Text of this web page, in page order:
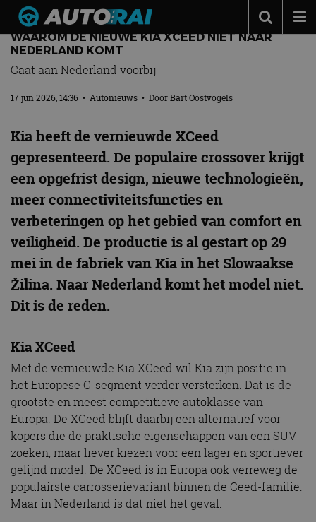
Autonieuws
Podcast
Autotests
Automerken
Adverteren
Contact
MotorRAI.nl
WAAROM DE NIEUWE KIA XCEED NIET NAAR
NEDERLAND KOMT
Gaat aan Nederland voorbij
17 jun 2026, 14:36 • Autonieuws • DoorBart Oostvogels
Kia heeft de vernieuwde XCeed
gepresenteerd. De populaire crossover krijgt
een opgefrist design, nieuwe technologieën,
meer connectiviteitsfuncties en
verbeteringen op het gebied van comfort en
veiligheid. De productie is al gestart op 29
mei in de fabriek van Kia in het Slowaakse
Žilina. Naar Nederland komt het model niet.
Dit is de reden.
Kia XCeed
Met de vernieuwde Kia XCeed wil Kia zijn positie in
het Europese C-segment verder versterken. Dat is de
grootste en meest competitieve autoklasse van
Europa. De XCeed blijft daarbij een alternatief voor
kopers die de praktische eigenschappen van een SUV
zoeken, maar liever kiezen voor een lager en sportiever
gelijnd model. De XCeed is in Europa ook verreweg de
populairste carrosserievariant binnen de Ceed-familie.
Maar in Nederland is dat niet het geval.